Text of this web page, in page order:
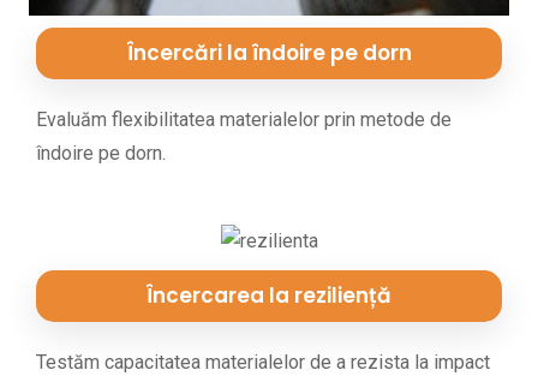
Încercări la îndoire pe dorn
Evaluăm flexibilitatea materialelor prin metode de
îndoire pe dorn.
Încercarea la reziliență
Testăm capacitatea materialelor de a rezista la impact